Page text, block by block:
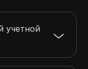
учетной